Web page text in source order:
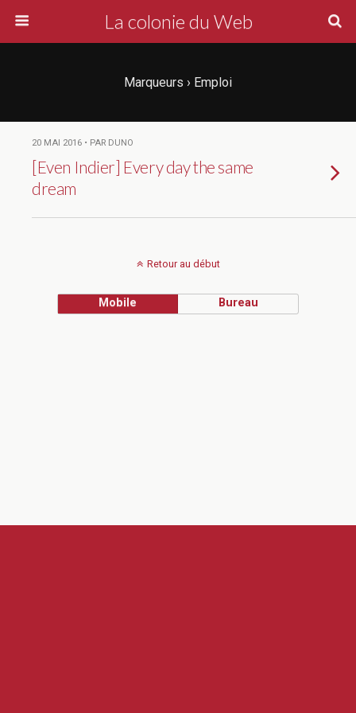
La colonie du Web
Marqueurs › Emploi
20 MAI 2016 • PAR DUNO
[Even Indier] Every day the same
dream
Retour au début
Mobile Bureau